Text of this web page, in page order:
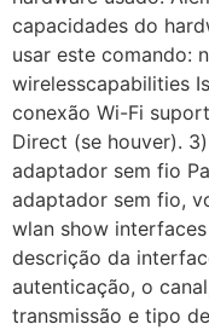
capacidades do
usar este comando:
wirelesscapabilities
conexão Wi-Fi
Direct (se houver).
adaptador sem fio
adaptador sem fio,
wlan show
descrição da
autenticação, o
transmissão e tipo